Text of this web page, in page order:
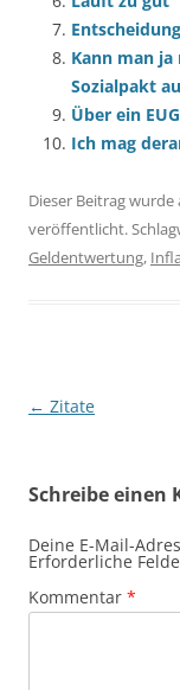
Kann man
Sozialpakt
Über ein
Ich mag
Dieser Beitrag wurde
veröffentlicht.
Geldentwertung,
Beitragsnavigation
← Zitate
Schreibe einen
Deine E-Mail-
Erforderliche
Kommentar *